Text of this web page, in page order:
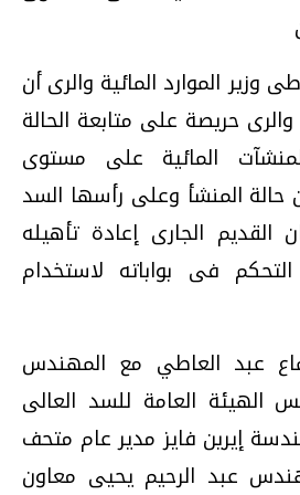
وزير الموارد المائية والرى أن
والرى حريصة على متابعة الحالة
المائية على مستوى
حالة المنشأ وعلى رأسها السد
القديم الجارى إعادة تأهيله
فى بواباته لاستخدام
عبد العاطي مع المهندس
الهيئة العامة للسد العالى
إيرين فايز مدير عام متحف
عبد الرحيم يحيى معاون